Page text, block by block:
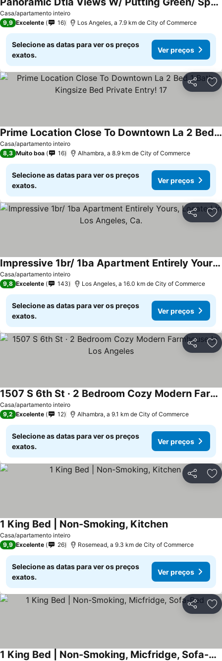
Casa/apartamento inteiro
9,9 Excelente 16 Los Angeles, a 7.9 km de City of Commerce
Selecione as datas para ver os preços
exatos.
Ver preços
Partilhar
Casa/apartamento inteiro
Prime Location Close To Downtown La 2 Bed 1 Bath Kingsize Bed Private Entry! 17
8,3 Muito boa 16 Alhambra, a 8.9 km de City of Commerce
Selecione as datas para ver os preços
exatos.
Ver preços
Partilhar
Casa/apartamento inteiro
Impressive 1br/ 1ba Apartment Entirely Yours, Located In Los Angeles, Ca.
9,8 Excelente 143 Los Angeles, a 16.0 km de City of Commerce
Selecione as datas para ver os preços
exatos.
Ver preços
Partilhar
Casa/apartamento inteiro
1507 S 6th St · 2 Bedroom Cozy Modern Farmhouse In Los Angeles
9,2 Excelente 12 Alhambra, a 9.1 km de City of Commerce
Selecione as datas para ver os preços
exatos.
Ver preços
Partilhar
Casa/apartamento inteiro
1 King Bed | Non-Smoking, Kitchen
9,9 Excelente 26 Rosemead, a 9.3 km de City of Commerce
Selecione as datas para ver os preços
exatos.
Ver preços
Partilhar
1 King Bed | Non-Smoking, Micfridge, Sofa-Bed